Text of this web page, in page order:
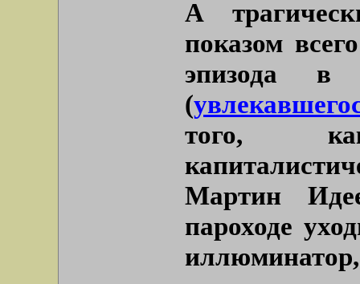
А
показом
эпизода в
(
того,
Мартин
пароходе
иллюминатор,